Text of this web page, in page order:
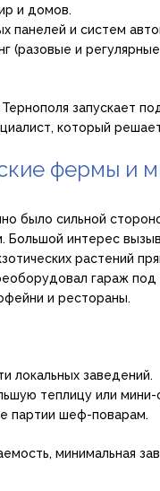
и домов.
панелей и систем
(разовые и регулярные
запускает
который
фермы и
было сильной
Большой интерес
растений
гараж
и рестораны.
локальных заведений.
теплицу или
партии шеф-поварам.
минимальная